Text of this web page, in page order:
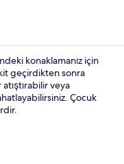
konaklamanız için
geçirdikten sonra
veya
Çocuk